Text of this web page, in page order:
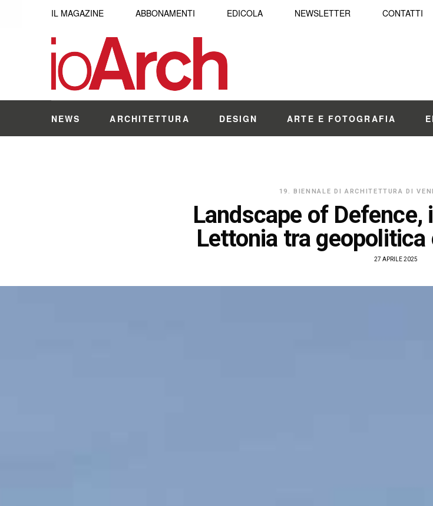
IL MAGAZINE ABBONAMENTI EDICOLA NEWSLETTER CONTATTI
NEWS ARCHITETTURA DESIGN ARTE E FOTOGRAFIA
19. BIENNALE DI ARCHITETTURA DI
Landscape of Defence,
Lettonia tra
27 APRILE 2025